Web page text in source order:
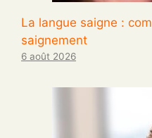
La langue saigne :
saignement
6 août 2026